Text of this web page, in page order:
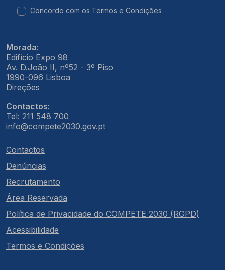
Concordo com os Termos e Condições
Morada:
Edifício Expo 98
Av. D.João II, nº52 - 3º Piso
1990-096 Lisboa
Direções
Contactos:
Tel: 211 548 700
info@compete2030.gov.pt
Contactos
Denúncias
Recrutamento
Área Reservada
Política de Privacidade do COMPETE 2030 (RGPD)
Acessibilidade
Termos e Condições